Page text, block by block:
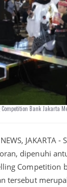
Competition Bank Jakarta
JAKARTA
dipenuhi
Competition
tersebut